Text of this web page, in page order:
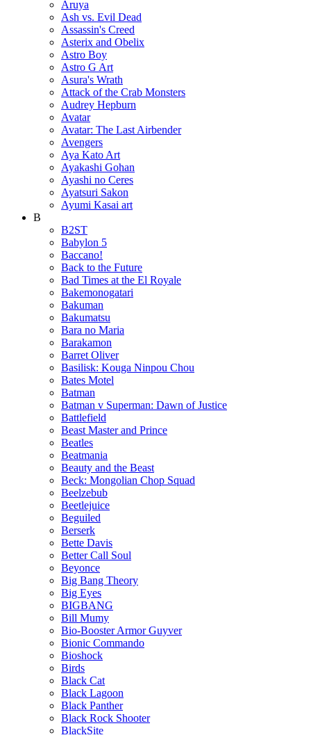
Aruya
Ash vs. Evil Dead
Assassin's Creed
Asterix and Obelix
Astro Boy
Astro G Art
Asura's Wrath
Attack of the Crab Monsters
Audrey Hepburn
Avatar
Avatar: The Last Airbender
Avengers
Aya Kato Art
Ayakashi Gohan
Ayashi no Ceres
Ayatsuri Sakon
Ayumi Kasai art
B
B2ST
Babylon 5
Baccano!
Back to the Future
Bad Times at the El Royale
Bakemonogatari
Bakuman
Bakumatsu
Bara no Maria
Barakamon
Barret Oliver
Basilisk: Kouga Ninpou Chou
Bates Motel
Batman
Batman v Superman: Dawn of Justice
Battlefield
Beast Master and Prince
Beatles
Beatmania
Beauty and the Beast
Beck: Mongolian Chop Squad
Beelzebub
Beetlejuice
Beguiled
Berserk
Bette Davis
Better Call Soul
Beyonce
Big Bang Theory
Big Eyes
BIGBANG
Bill Mumy
Bio-Booster Armor Guyver
Bionic Commando
Bioshock
Birds
Black Cat
Black Lagoon
Black Panther
Black Rock Shooter
BlackSite